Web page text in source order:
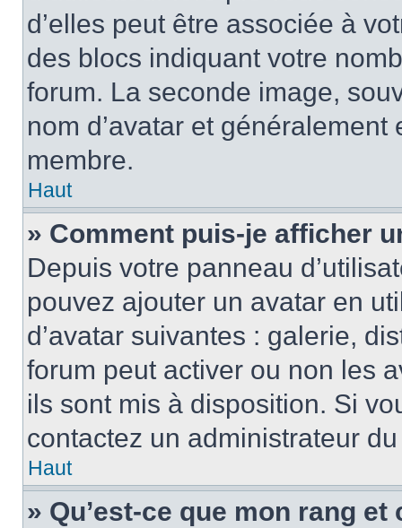
d’elles peut être associée à
des blocs indiquant votre
forum. La seconde image,
nom d’avatar et
membre.
Haut
» Comment puis-je afficher
Depuis votre panneau
pouvez ajouter un avatar en
d’avatar suivantes : galerie,
forum peut activer ou non les
ils sont mis à disposition. Si
contactez un administrateur
Haut
» Qu’est-ce que mon rang